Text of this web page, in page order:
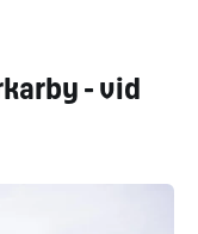
- vid